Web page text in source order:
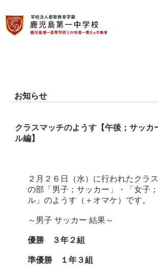
お知らせ
クラスマッチのようす【午後；サッカ
ル編】
２月２６日（水）に行われたクラ
の部「男子；サッカー」・「女子
ル」のようす（＋オマケ）です。
～男子 サッカー 結果～
優勝 ３年２組
準優勝 １年３組